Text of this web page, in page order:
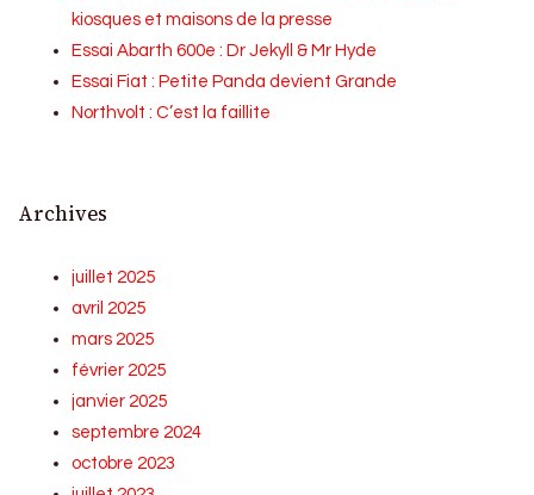
kiosques et maisons de la presse
Essai Abarth 600e : Dr Jekyll & Mr Hyde
Essai Fiat : Petite Panda devient Grande
Northvolt : C’est la faillite
Archives
juillet 2025
avril 2025
mars 2025
février 2025
janvier 2025
septembre 2024
octobre 2023